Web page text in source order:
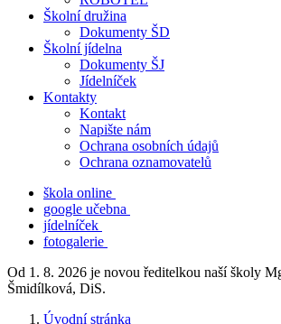
Školní družina
Dokumenty ŠD
Školní jídelna
Dokumenty ŠJ
Jídelníček
Kontakty
Kontakt
Napište nám
Ochrana osobních údajů
Ochrana oznamovatelů
škola online
google učebna
jídelníček
fotogalerie
Od 1. 8. 2026 je novou ředitelkou naší školy
Šmidílková, DiS.
Úvodní stránka